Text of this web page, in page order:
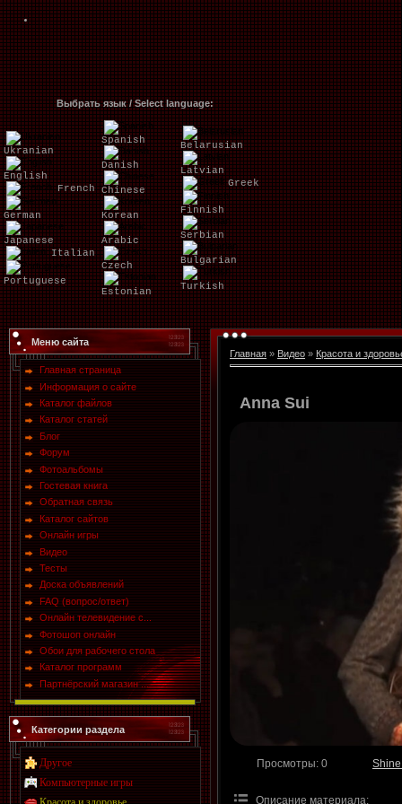
Выбрать язык / Select language:
Ukranian
English
French
German
Japanese
Italian
Portuguese
Spanish
Danish
Chinese
Korean
Arabic
Czech
Estonian
Belarusian
Latvian
Greek
Finnish
Serbian
Bulgarian
Turkish
Меню сайта
Главная страница
Информация о сайте
Каталог файлов
Каталог статей
Блог
Форум
Фотоальбомы
Гостевая книга
Обратная связь
Каталог сайтов
Онлайн игры
Видео
Тесты
Доска объявлений
FAQ (вопрос/ответ)
Онлайн телевидение с...
Фотошоп онлайн
Обои для рабочего стола
Каталог программ
Партнёрский магазин ...
Категории раздела
Другое
Компьютерные игры
Главная » Видео » Красота и
Anna Sui
Просмотры: 0
Описание материала: